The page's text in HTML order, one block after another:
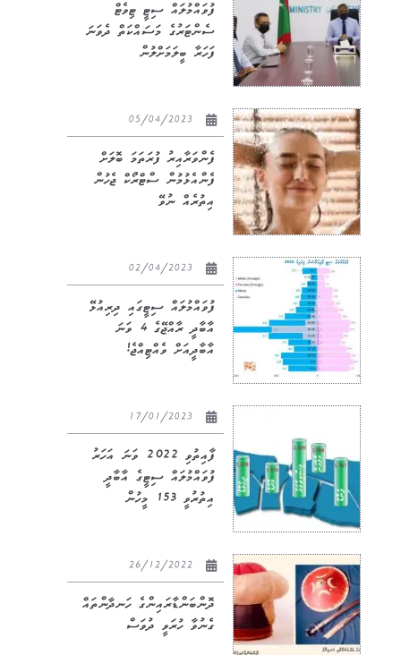
ފުވައްމުލައް ސިޓީ ޓިވެޓް
ސެންޓަރުގެ މަސައްކަތް ދެވަނަ
ފަހަރާ ބީލަމަށްލުން
ފެންވަރާއިރު ފުރަތަމަ ބޮލަށް
ފެންއެޅުމުން ސްޓްރޯކް ޖެހުން
އިތުރެއް ނުވޭ
ފުވައްމުލައް ސިޓީގައި ދިރިއުޅޭ
އާބާދީ ރާއްޖޭގެ 4 ވަނަ
އާބާދީއަށް ވެއްޓިއްޖެ!
ފާއިތުވި 2022 ވަނަ އަހަރު
ފުވައްމުލައް ސިޓީގެ އާބާދީ
އިތުރުވީ 153 މީހުން
ދޮންބަންޑާރައިންގެ ހަނދާންތައް
ގެނުވާ ހުރަވީ ދުވަސް